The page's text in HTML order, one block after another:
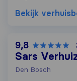
Bekijk
9,8
Sars
Den Bosch